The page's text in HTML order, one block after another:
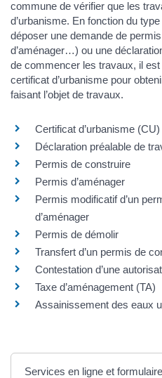
commune de vérifier que les
d’urbanisme. En fonction du
déposer une demande de
d’aménager…) ou une
de commencer les travaux, il
certificat d’urbanisme pour
faisant l’objet de travaux.
Certificat d’urbanisme (CU)
Déclaration préalable de
Permis de construire
Permis d’aménager
Permis modificatif d’un
d’aménager
Permis de démolir
Transfert d’un permis de
Contestation d’une
Taxe d’aménagement (TA)
Assainissement des eaux
Services en ligne et